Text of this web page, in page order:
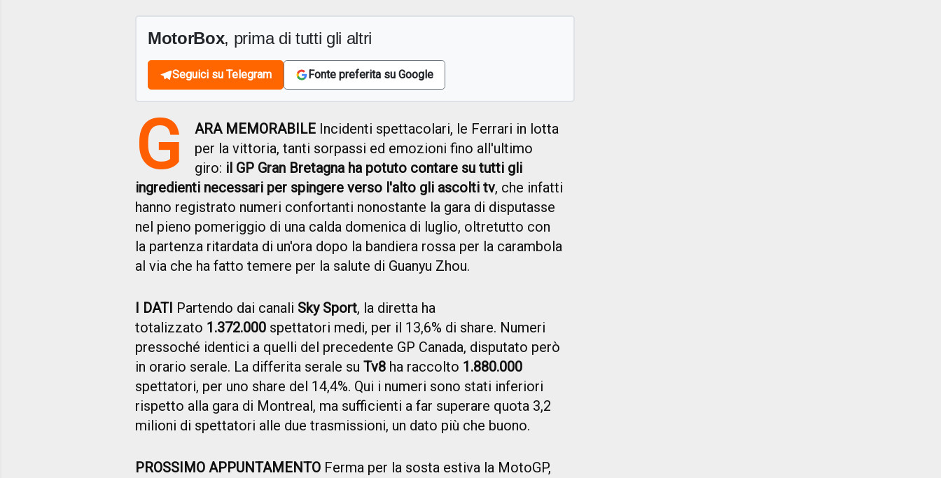
MotorBox, prima di tutti gli altri
Seguici su Telegram Fonte preferita su Google
G ARA MEMORABILE Incidenti spettacolari, le Ferrari in lotta
per la vittoria, tanti sorpassi ed emozioni fino all'ultimo
giro: il GP Gran Bretagna ha potuto contare su tutti gli
ingredienti necessari per spingere verso l'alto gli ascolti tv, che infatti
hanno registrato numeri confortanti nonostante la gara di disputasse
nel pieno pomeriggio di una calda domenica di luglio, oltretutto con
la partenza ritardata di un'ora dopo la bandiera rossa per la carambola
al via che ha fatto temere per la salute di Guanyu Zhou.
I DATI Partendo dai canali Sky Sport, la diretta ha
totalizzato 1.372.000 spettatori medi, per il 13,6% di share. Numeri
pressoché identici a quelli del precedente GP Canada, disputato però
in orario serale. La differita serale su Tv8 ha raccolto 1.880.000
spettatori, per uno share del 14,4%. Qui i numeri sono stati inferiori
rispetto alla gara di Montreal, ma sufficienti a far superare quota 3,2
milioni di spettatori alle due trasmissioni, un dato più che buono.
PROSSIMO APPUNTAMENTO Ferma per la sosta estiva la MotoGP,